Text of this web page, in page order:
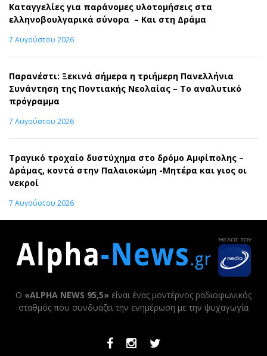
Καταγγελίες για παράνομες υλοτομήσεις στα
ελληνοβουλγαρικά σύνορα – Και στη Δράμα
7 Αυγούστου 2026
Παρανέστι: Ξεκινά σήμερα η τριήμερη Πανελλήνια
Συνάντηση της Ποντιακής Νεολαίας – Το αναλυτικό
πρόγραμμα
7 Αυγούστου 2026
Τραγικό τροχαίο δυστύχημα στο δρόμο Αμφίπολης –
Δράμας, κοντά στην Παλαιοκώμη -Μητέρα και γιος οι
νεκροί
7 Αυγούστου 2026
Ο «ALPHA NEWS 95,5» είναι ένας μοντέρνος ραδιοφωνικός
σταθμός που συνδυάζει την ενημέρωση με την ψυχαγωγία
FacebookInstagramTwitter